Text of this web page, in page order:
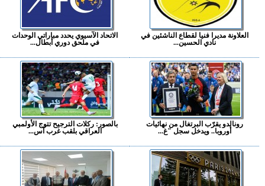
العلاونة مديرا فنيا لقطاع الناشئين في
نادي الحسين...
الاتحاد الآسيوي يحدد مباراتي الوحدات
في ملحق دوري أبطال...
رونالدو يقرّب البرتغال من نهائيات
أوروبا.. ويدخل سجل "غ...
بالصور: ركلات الترجيح تتوج الأولمبي
العراقي بلقب غرب آس...